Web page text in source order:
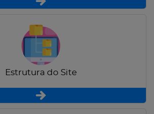
Estrutura do Site